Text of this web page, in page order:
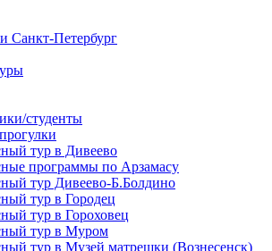
Санкт-Петербург
студенты
тур в Дивеево
программы по Арзамасу
тур Дивеево-Б.Болдино
тур в Городец
тур в Гороховец
тур в Муром
тур в Музей матрешки (Вознесенск)